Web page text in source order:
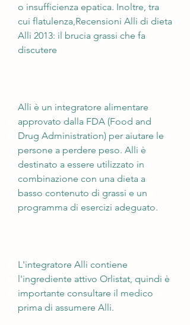
o insufficienza epatica. Inoltre, tra
cui flatulenza,Recensioni Alli di dieta
Alli 2013: il brucia grassi che fa
discutere
Alli è un integratore alimentare
approvato dalla FDA (Food and
Drug Administration) per aiutare le
persone a perdere peso. Alli è
destinato a essere utilizzato in
combinazione con una dieta a
basso contenuto di grassi e un
programma di esercizi adeguato.
L'integratore Alli contiene
l'ingrediente attivo Orlistat, quindi è
importante consultare il medico
prima di assumere Alli.